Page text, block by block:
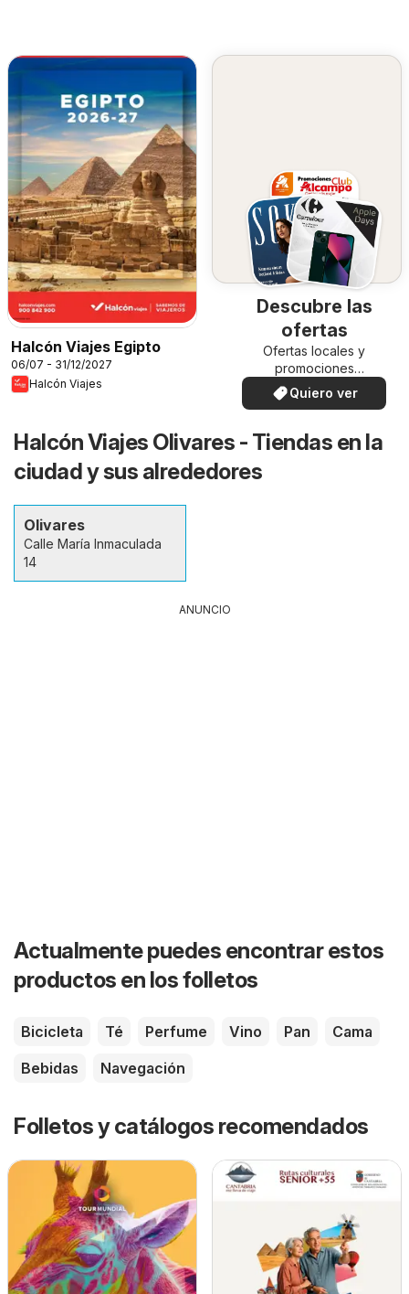
Halcón Viajes Egipto
06/07 - 31/12/2027
Halcón Viajes
Descubre las
ofertas
Ofertas locales y
promociones
especiales.
Quiero ver
Halcón Viajes Olivares - Tiendas en la
ciudad y sus alrededores
Olivares
Calle María Inmaculada
14
ANUNCIO
Actualmente puedes encontrar estos
productos en los folletos
Bicicleta Té Perfume Vino Pan
Cama
Bebidas
Navegación
Folletos y catálogos recomendados